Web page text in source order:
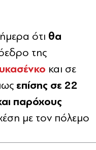
ότι θα
της
και σε
επίσης σε 22
παρόχους
με τον πόλεμο